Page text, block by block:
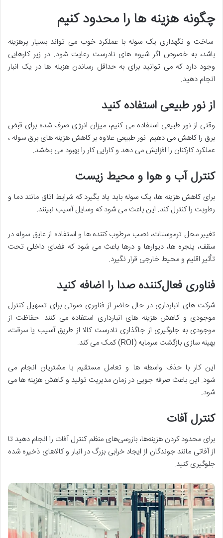
چگونه هزینه ها را محدود کنیم
ساخت و نگهداری یک سوله با عملکرد خوب می تواند بسیار پرهزینه
باشد، به خصوص اگر شیوه های نادرست رعایت شود. در زیر کارهایی
وجود دارد که می توانید برای به حداقل رساندن هزینه ها در یک انبار
انجام دهید.
از نور طبیعی استفاده کنید
وقتی از نور طبیعی استفاده می کنیم، میزان انرژی صرف شده برای قبض
برق را کاهش می دهیم. نور طبیعی علاوه بر کاهش هزینه های برق سوله ،
عملکرد کارکنان را افزایش می دهد و کارایی کار را بهبود می بخشد.
کنترل آب و هوا و محیط زیست
برای کاهش هزینه ها، یک سوله باید یاد بگیرد که شرایط اتاق مانند دما و
رطوبت را کنترل کند. این باعث می شود که وسایل آسیب نبینند.
تغییر محل ترموستات، نصب مرطوب کننده ها و استفاده از عایق سوله در
سقف، پنجره ها، دیوارها و درها باعث می شود که فضای داخلی تحت
تأثیر اقلیم و محیط خارجی قرار نگیرد.
فناوری فعال‌کننده صدا را اضافه کنید
شرکت های انبارداری در حال حاضر از فناوری صوتی برای تسهیل کنترل
موجودی و کاهش هزینه های انبارداری استفاده می کنند. حفاظت از
موجودی به جلوگیری از جاگذاری نادرست کالا از طریق آسیب یا سرقت،
بهینه سازی بازگشت سرمایه (ROI) کمک می کند.
این کار با حذف واسطه ها و تعامل مستقیم با مشتریان انجام می
شود. این باعث صرفه جویی در زمان مدیریت تولید و کاهش هزینه ها می
شود.
کنترل آفات
برای محدود کردن هزینه‌ها، بازرسی‌های منظم کنترل آفات را انجام دهید تا
از آفاتی مانند جوندگان از ایجاد خرابی بزرگ در انبار و کالاهای ذخیره شده
جلوگیری کنید.